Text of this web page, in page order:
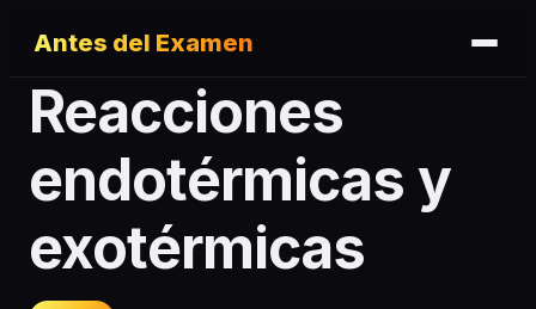
Antes del Examen
Reacciones
endotérmicas y
exotérmicas